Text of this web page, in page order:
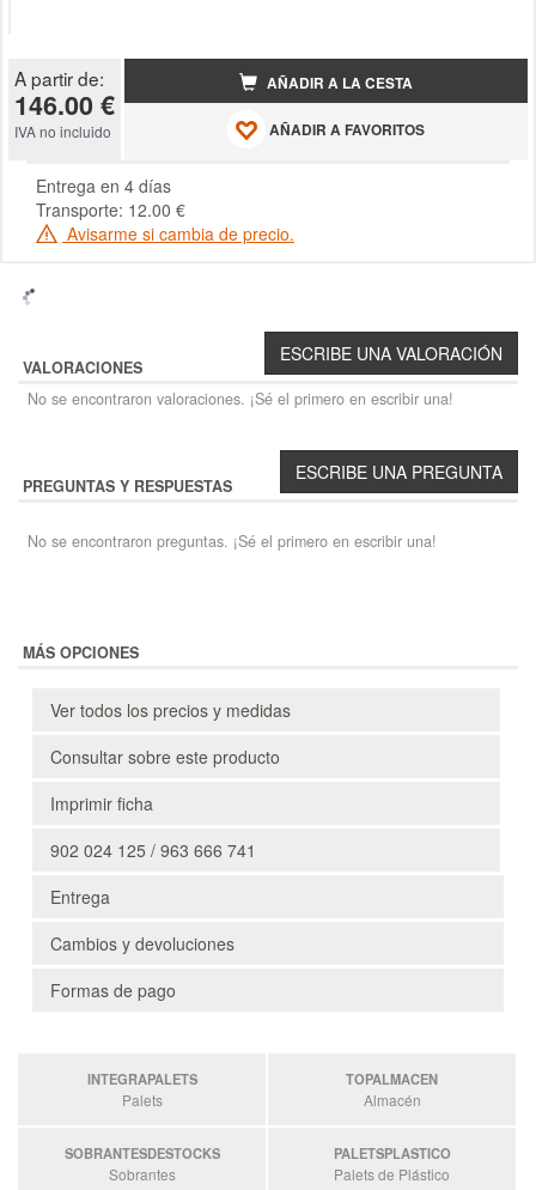
A partir de:
146.00 €
IVA no incluido
AÑADIR A LA CESTA
AÑADIR A FAVORITOS
Entrega en 4 días
Transporte: 12.00 €
Avisarme si cambia de precio.
VALORACIONES
No se encontraron valoraciones. ¡Sé el primero en escribir una!
PREGUNTAS Y RESPUESTAS
No se encontraron preguntas. ¡Sé el primero en escribir una!
MÁS OPCIONES
Ver todos los precios y medidas
Consultar sobre este producto
Imprimir ficha
902 024 125 / 963 666 741
Entrega
Cambios y devoluciones
Formas de pago
INTEGRAPALETS
Palets
TOPALMACEN
Almacén
SOBRANTESDESTOCKS
Sobrantes
PALETSPLASTICO
Palets de Plástico